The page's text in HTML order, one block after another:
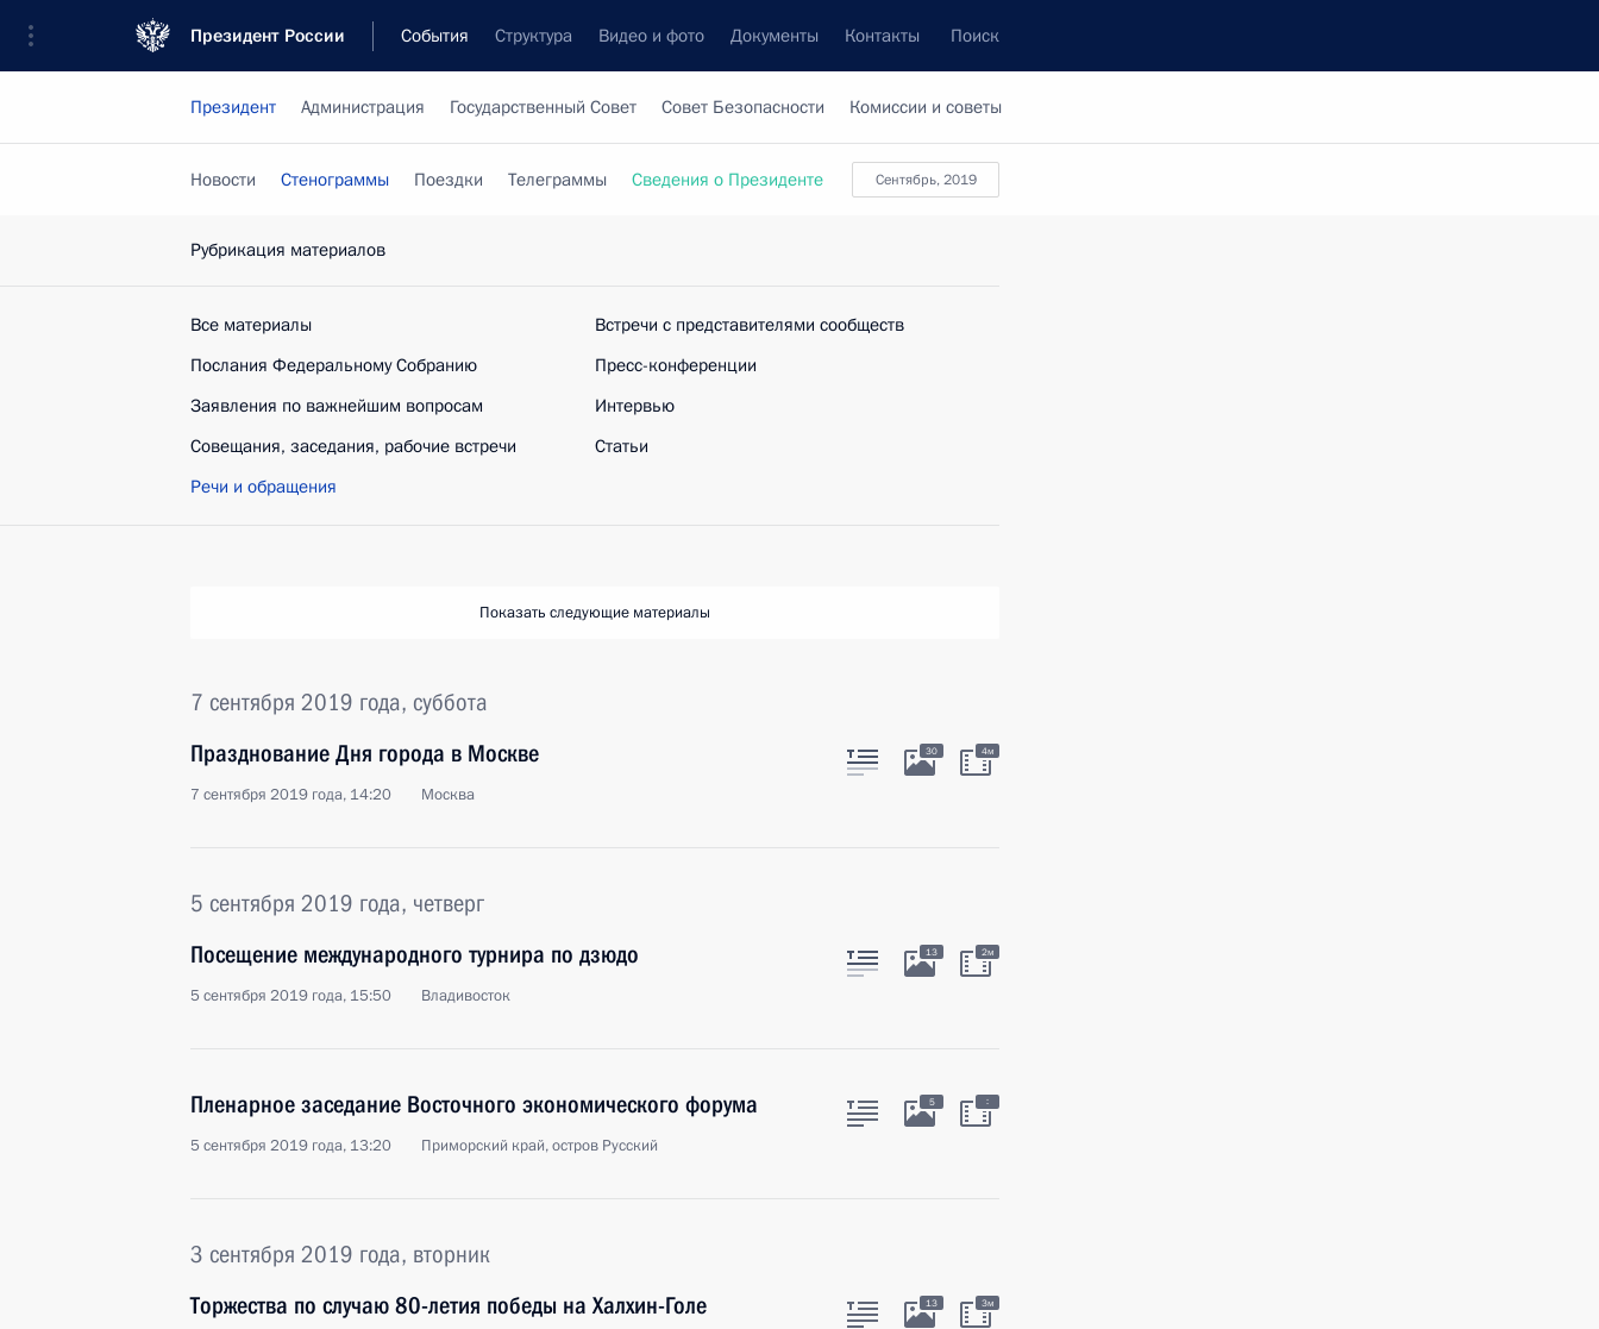
Президент России События Структура Видео и фото Документы Контакты Поиск
Президент Администрация Государственный Совет Совет Безопасности Комиссии и советы
сентябрь, 2019
Новости Стенограммы Поездки Телеграммы Сведения о Президенте
Рубрикация материалов
Все материалы
Послания Федеральному Собранию
Заявления по важнейшим вопросам
Совещания, заседания, рабочие встречи
Речи и обращения
Встречи с представителями сообществ
Пресс-конференции
Интервью
Статьи
Показать следующие материалы
7 сентября 2019 года, суббота
Празднование Дня города в Москве
7 сентября 2019 года, 14:20 Москва
30 4м
5 сентября 2019 года, четверг
Посещение международного турнира по дзюдо
5 сентября 2019 года, 15:50 Владивосток
13 2м
Пленарное заседание Восточного экономического форума
5 сентября 2019 года, 13:20 Приморский край, остров Русский
5 :
3 сентября 2019 года, вторник
Торжества по случаю 80-летия победы на Халхин-Голе
13 3м